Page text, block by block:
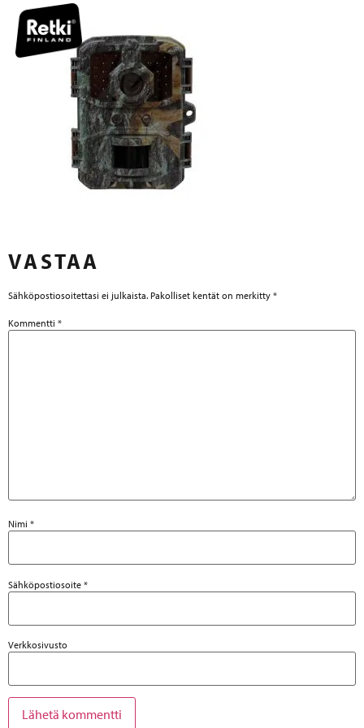
VASTAA
Sähköpostiosoitettasi ei julkaista. Pakolliset kentät on merkitty *
Kommentti *
Nimi *
Sähköpostiosoite *
Verkkosivusto